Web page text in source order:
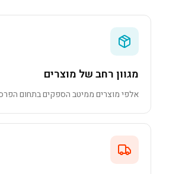
מגוון רחב של מוצרים
אלפי מוצרים ממיטב הספקים בתחום